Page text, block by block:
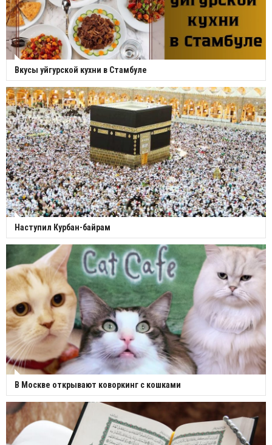
Вкусы уйгурской кухни в Стамбуле
Наступил Курбан-байрам
В Москве открывают коворкинг с кошками